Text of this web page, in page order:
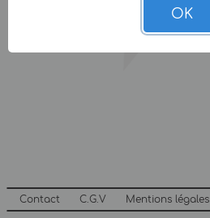
Contact C.G.V Mentions légales
OK